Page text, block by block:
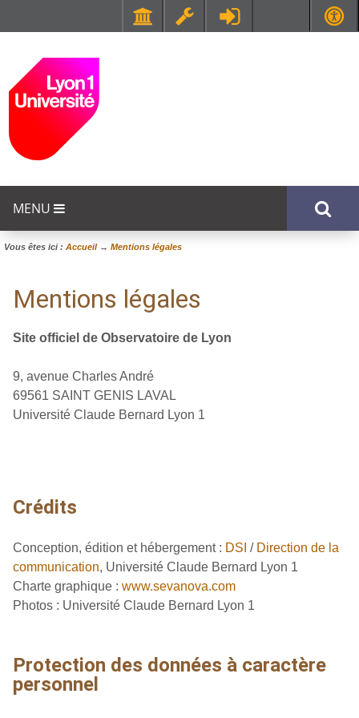
MENU
Vous êtes ici : Accueil→ Mentions légales
Mentions légales
Site officiel de Observatoire de Lyon
9, avenue Charles André
69561 SAINT GENIS LAVAL
Université Claude Bernard Lyon 1
Crédits
Conception, édition et hébergement : DSI / Direction de la
communication, Université Claude Bernard Lyon 1
Charte graphique : www.sevanova.com
Photos : Université Claude Bernard Lyon 1
Protection des données à caractère
personnel